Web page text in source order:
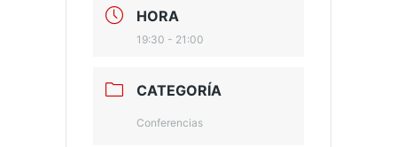
HORA
19:30 - 21:00
CATEGORÍA
Conferencias